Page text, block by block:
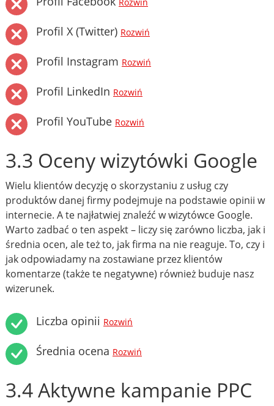
Rozwiń
Profil X (Twitter) Rozwiń
Profil Instagram Rozwiń
Profil LinkedIn Rozwiń
Profil YouTube Rozwiń
3.3 Oceny wizytówki Google
Wielu klientów decyzję o skorzystaniu z usług czy
produktów danej firmy podejmuje na podstawie opinii w
internecie. A te najłatwiej znaleźć w wizytówce Google.
Warto zadbać o ten aspekt – liczy się zarówno liczba, jak i
średnia ocen, ale też to, jak firma na nie reaguje. To, czy i
jak odpowiadamy na zostawiane przez klientów
komentarze (także te negatywne) również buduje nasz
wizerunek.
Liczba opinii Rozwiń
Średnia ocena Rozwiń
3.4 Aktywne kampanie PPC